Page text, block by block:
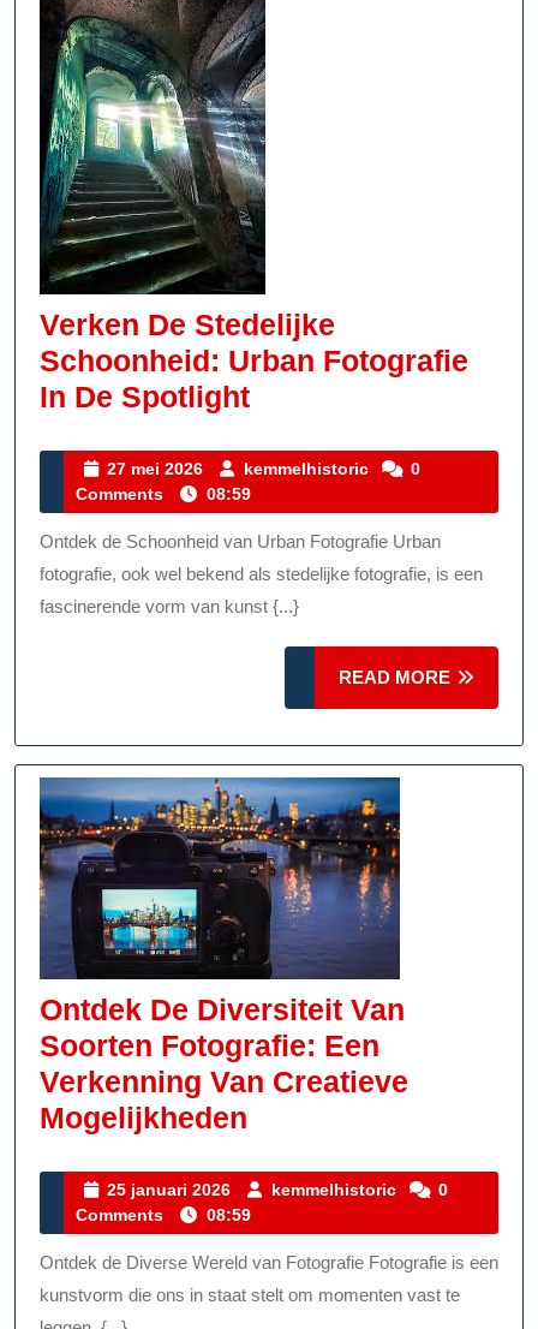
Verken De Stedelijke
Schoonheid: Urban Fotografie
In De SpotlightVerken
Stedelijke
Schoonheid:
Urban
Fotografie
In
De
Spotlight
27 mei 2026
27
mei
2026
kemmelhistoric kemmelhistoric
0
Comments
08:59
Ontdek de Schoonheid van Urban Fotografie Urban
fotografie, ook wel bekend als stedelijke fotografie, is een
fascinerende vorm van kunst {...}
READ MORE
MORE
Ontdek De Diversiteit Van
Soorten Fotografie: Een
Verkenning Van Creatieve
Mogelijkheden
Diversiteit
Van
Soorten
Fotografie:
25 januari 2026
25
januari
2026
kemmelhistoric kemmelhistoric
0
Comments
08:59
Ontdek de Diverse Wereld van Fotografie Fotografie is een
kunstvorm die ons in staat stelt om momenten vast te